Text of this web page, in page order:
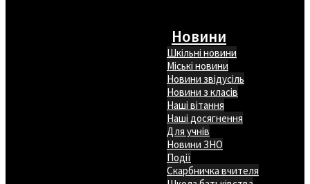
Новини
Шкільні новини
Міські новини
Новини звідусіль
Новини з класів
Наші вітання
Наші досягнення
Для учнів
Новини ЗНО
Події
Скарбничка вчителя